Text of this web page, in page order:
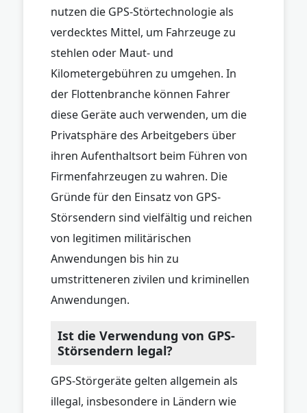
nutzen die GPS-Störtechnologie als
verdecktes Mittel, um Fahrzeuge zu
stehlen oder Maut- und
Kilometergebühren zu umgehen. In
der Flottenbranche können Fahrer
diese Geräte auch verwenden, um die
Privatsphäre des Arbeitgebers über
ihren Aufenthaltsort beim Führen von
Firmenfahrzeugen zu wahren. Die
Gründe für den Einsatz von GPS-
Störsendern sind vielfältig und reichen
von legitimen militärischen
Anwendungen bis hin zu
umstritteneren zivilen und kriminellen
Anwendungen.
Ist die Verwendung von GPS-
Störsendern legal?
GPS-Störgeräte gelten allgemein als
illegal, insbesondere in Ländern wie